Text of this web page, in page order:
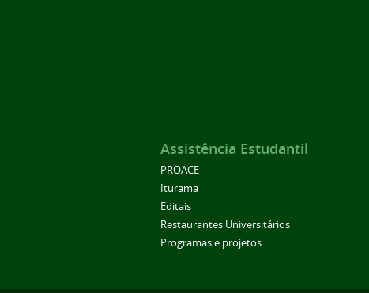
Assistência Estudantil
PROACE
Iturama
Editais
Restaurantes Universitários
Programas e projetos